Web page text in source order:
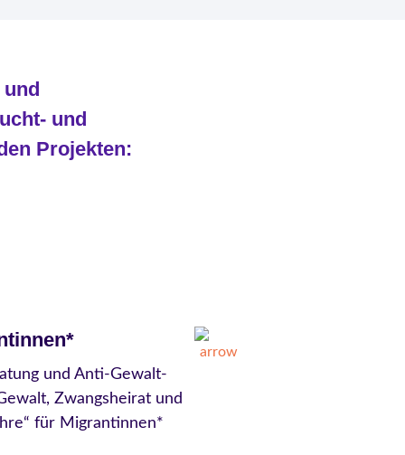
und
Projekten:
und Anti-Gewalt-
Zwangsheirat und
für Migrantinnen*